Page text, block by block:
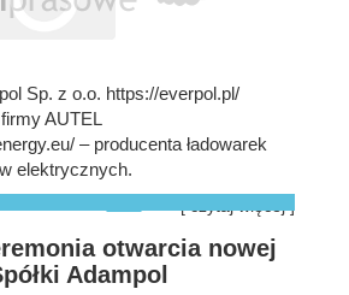
Sp. z o.o. https://everpol.pl/
AUTEL
– producenta ładowarek
elektrycznych.
otwarcia nowej
Adampol